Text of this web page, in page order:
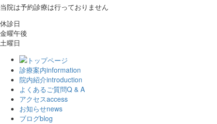
当院は予約診療は行っておりません
休診日
金曜午後
土曜日
診療案内information
院内紹介introduction
よくあるご質問Q & A
アクセスaccess
お知らせnews
ブログblog